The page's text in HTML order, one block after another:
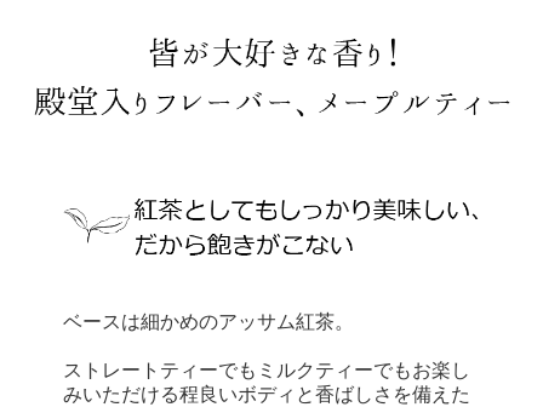
ベースは細かめのアッサム紅茶。
ストレートティーでもミルクティーでもお楽し
みいただける程良いボディと香ばしさを備えた